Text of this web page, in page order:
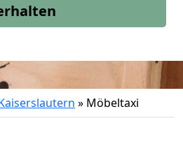
» Möbeltaxi